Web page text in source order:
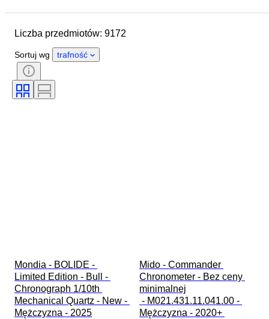
Długość paska zegarka
Kraj pochodzenia
Płeć
Stan
Okres
Kolor
Liczba przedmiotów: 9172
Sortuj wg trafność
Mondia - BOLIDE -
Limited Edition - Bull -
Chronograph 1/10th
Mechanical Quartz - New -
Mężczyzna - 2025
Mido - Commander
Chronometer - Bez ceny
minimalnej
Mężczyzna - 2020+